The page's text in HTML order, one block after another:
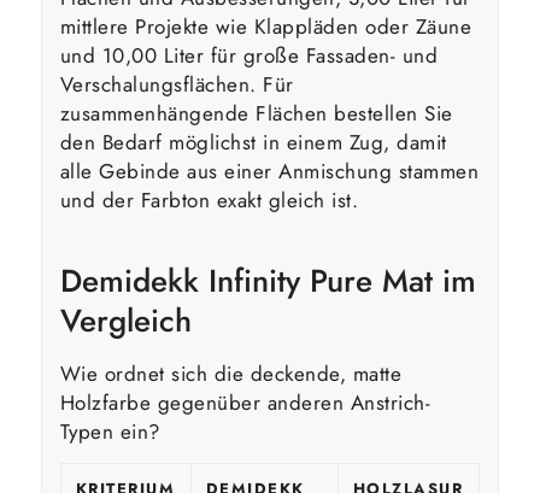
mittlere Projekte wie Klappläden oder Zäune
und 10,00 Liter für große Fassaden- und
Verschalungsflächen. Für
zusammenhängende Flächen bestellen Sie
den Bedarf möglichst in einem Zug, damit
alle Gebinde aus einer Anmischung stammen
und der Farbton exakt gleich ist.
Demidekk Infinity Pure Mat im
Vergleich
Wie ordnet sich die deckende, matte
Holzfarbe gegenüber anderen Anstrich-
Typen ein?